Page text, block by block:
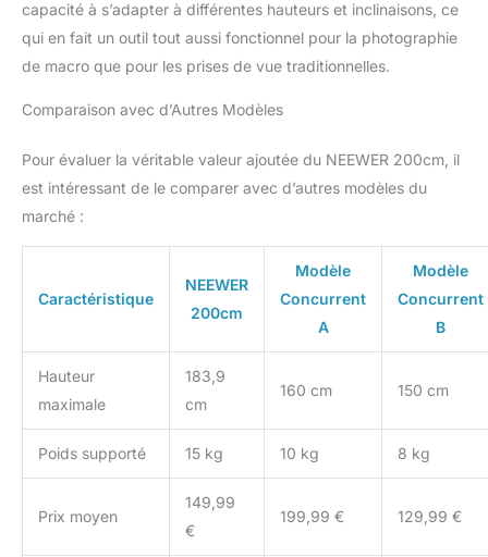
commande
indépendants pour
faciliter le réglage de
PRÉCIS ET FLEXIBLE :
bulle permet d'obtenir un
alignement horizontal
précis et d'assurer la
Livré avec un crochet qui
peut accrocher des sacs
de sable ou d'autres
objets lourds pour
augmenter la stabilité ; Le
trou de vis de 3/8
pouces sous le niveau à
d'utiliser plus
d'équipements
que le bras magique, le
moniteur et les lumières
capacité à s’adapter à différentes hauteurs et inclinaisons, ce
qui en fait un outil tout aussi fonctionnel pour la photographie
de macro que pour les prises de vue traditionnelles.
Comparaison avec d’Autres Modèles
Pour évaluer la véritable valeur ajoutée du NEEWER 200cm, il
est intéressant de le comparer avec d’autres modèles du
marché :
Caractéristique
NEEWER
200cm
Modèle
Concurrent
A
Modèle
Concurrent
B
Hauteur
maximale
183,9
cm
160 cm 150 cm
Poids supporté 15 kg 10 kg 8 kg
Prix moyen
149,99
€
199,99 € 129,99 €